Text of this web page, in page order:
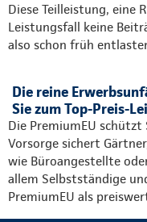
Diese Teilleistung, eine
Leistungsfall keine
also schon früh
Die reine
Sie zum Top-Preis-
Die PremiumEU
Vorsorge sichert
wie Büroangestellte
allem Selbstständige
PremiumEU als